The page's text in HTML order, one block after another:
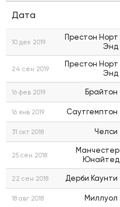
Дата
10 дек 2019
Престон Норт
Энд
24 сен 2019
Престон Норт
Энд
16 фев 2019 Брайтон
16 янв 2019 Саутгемптон
31 окт 2018 Челси
25 сен 2018
Манчестер
Юнайтед
22 сен 2018 Дерби Каунти
18 авг 2018 Миллуол